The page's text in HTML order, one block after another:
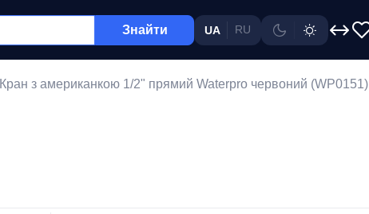
Знайти UA RU
Кран з американкою 1/2" прямий Waterpro червоний (WP0151)